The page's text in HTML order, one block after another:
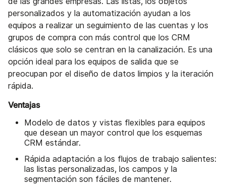
personalizados y la automatización ayudan a los
equipos a realizar un seguimiento de las cuentas y los
grupos de compra con más control que los CRM
clásicos que solo se centran en la canalización. Es una
opción ideal para los equipos de salida que se
preocupan por el diseño de datos limpios y la iteración
rápida.
Ventajas
Modelo de datos y vistas flexibles para equipos
que desean un mayor control que los esquemas
CRM estándar.
Rápida adaptación a los flujos de trabajo salientes:
las listas personalizadas, los campos y la
segmentación son fáciles de mantener.